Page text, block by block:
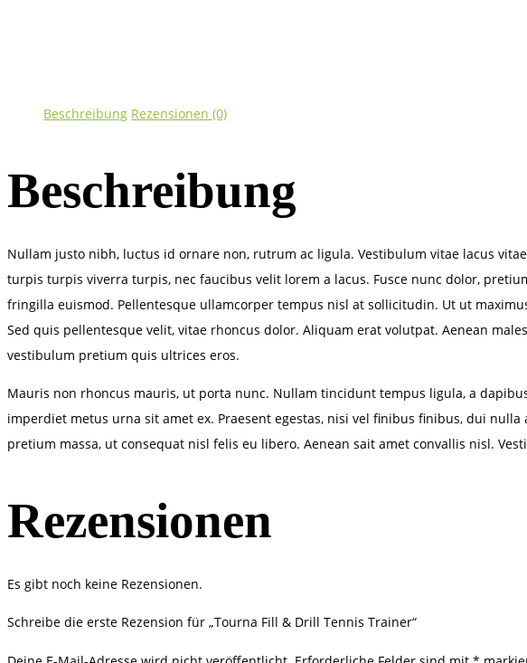
Beschreibung Rezensionen (0)
Beschreibung
Nullam justo nibh, luctus id ornare non, rutrum ac ligula. Vestibulum vitae lacus
turpis turpis viverra turpis, nec faucibus velit lorem a lacus. Fusce nunc dolor,
fringilla euismod. Pellentesque ullamcorper tempus nisl at sollicitudin. Ut ut
Sed quis pellentesque velit, vitae rhoncus dolor. Aliquam erat volutpat. Aenean
vestibulum pretium quis ultrices eros.
Mauris non rhoncus mauris, ut porta nunc. Nullam tincidunt tempus ligula, a
imperdiet metus urna sit amet ex. Praesent egestas, nisi vel finibus finibus, dui
pretium massa, ut consequat nisl felis eu libero. Aenean sait amet convallis nisl.
Rezensionen
Es gibt noch keine Rezensionen.
Schreibe die erste Rezension für „Tourna Fill & Drill Tennis Trainer“